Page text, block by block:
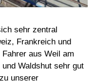
sehr zentral
Frankreich und
aus Weil am
Waldshut sehr gut
unserer